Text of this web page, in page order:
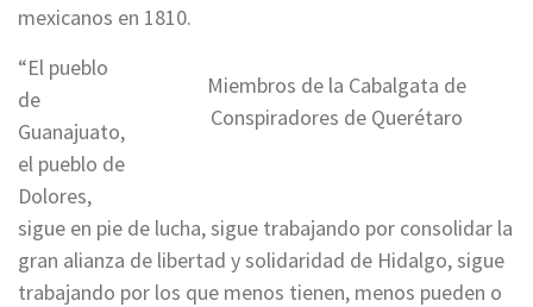
mexicanos en 1810.
Miembros de la Cabalgata de
Conspiradores de Querétaro
“El pueblo
de
Guanajuato,
el pueblo de
Dolores,
sigue en pie de lucha, sigue trabajando por consolidar la
gran alianza de libertad y solidaridad de Hidalgo, sigue
trabajando por los que menos tienen, menos pueden o